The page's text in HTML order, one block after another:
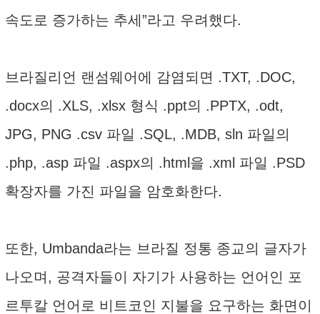
속도로 증가하는 추세”라고 우려했다.
브라질리언 랜섬웨어에 감염되면 .TXT, .DOC,
.docx의 .XLS, .xlsx 형식 .ppt의 .PPTX, .odt,
JPG, PNG .csv 파일 .SQL, .MDB, sln 파일의
.php, .asp 파일 .aspx의 .html을 .xml 파일 .PSD
확장자를 가진 파일을 암호화한다.
또한, Umbanda라는 브라질 정통 종교의 글자가
나오며, 공격자들이 자기가 사용하는 언어인 포
르투칼 언어로 비트코인 지불을 요구하는 화면이